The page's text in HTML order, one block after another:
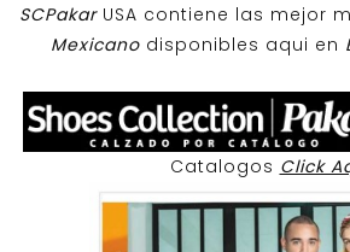
SCPakar USA contiene las mejor
Mexicanodisponibles aqui en
Catalogos Click